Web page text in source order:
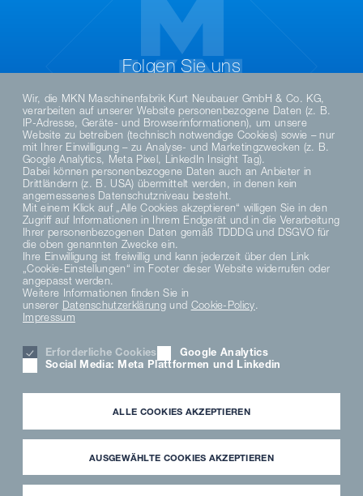
Folgen Sie uns
DE EN
DATENSCHUTZHINWEISE
DATENSCHUTZERKLÄRUNG SOCIAL MEDIA
DATENSCHUTZERKLÄRUNG
HINWEISGEBERSYSTEM
COOKIE EINSTELLUNGEN
NEWSLETTER
DOWNLOAD
Wir, die MKN Maschinenfabrik Kurt Neubauer GmbH & Co. KG,
verarbeiten auf unserer Website personenbezogene Daten (z. B.
IP-Adresse, Geräte- und Browserinformationen), um unsere
Website zu betreiben (technisch notwendige Cookies) sowie – nur
mit Ihrer Einwilligung – zu Analyse- und Marketingzwecken (z. B.
Google Analytics, Meta Pixel, LinkedIn Insight Tag).
Dabei können personenbezogene Daten auch an Anbieter in
Drittländern (z. B. USA) übermittelt werden, in denen kein
angemessenes Datenschutzniveau besteht.
Mit einem Klick auf „Alle Cookies akzeptieren“ willigen Sie in den
Zugriff auf Informationen in Ihrem Endgerät und in die Verarbeitung
Ihrer personenbezogenen Daten gemäß TDDDG und DSGVO für
die oben genannten Zwecke ein.
Ihre Einwilligung ist freiwillig und kann jederzeit über den Link
„Cookie-Einstellungen“ im Footer dieser Website widerrufen oder
angepasst werden.
Weitere Informationen finden Sie in
unserer Datenschutzerklärungund Cookie-Policy.
Impressum
Erforderliche Cookies
Google Analytics
Social Media: Meta Plattformen und Linkedin
ALLE COOKIES AKZEPTIEREN
AUSGEWÄHLTE COOKIES AKZEPTIEREN